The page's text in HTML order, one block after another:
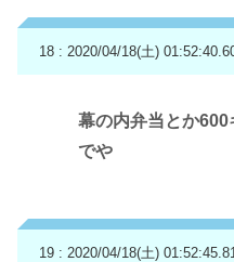
18 : 2020/04/18(土)
幕の内弁当とか
でや
19 : 2020/04/18(土) 01:52:45.81